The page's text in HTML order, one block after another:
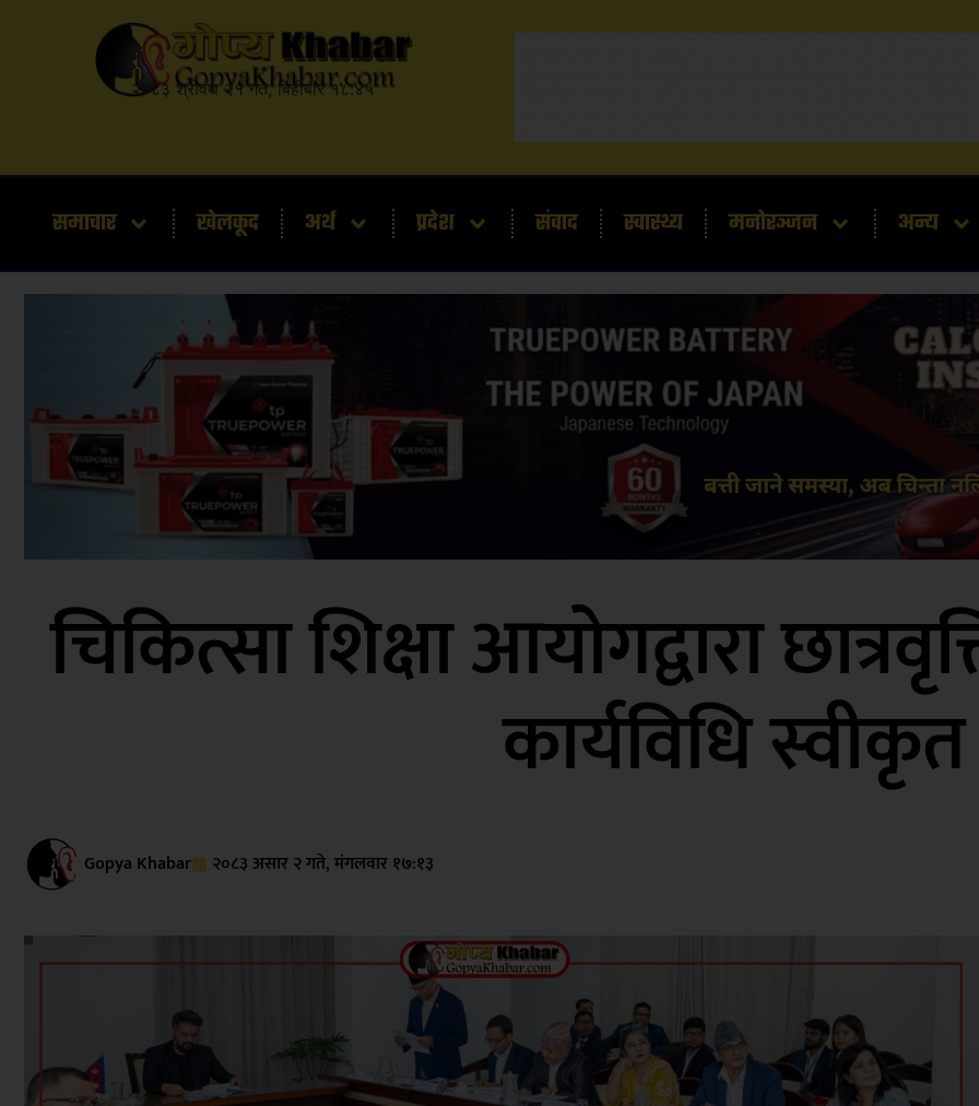
२०८३ श्रावण २१ गते, बिहीबार १८:४५
समाचार खेलकूद अर्थ प्रदेश संवाद स्वास्थ्य मनोरञ्जन अन्य
चिकित्सा शिक्षा आयोगद्वारा
कार्यविधि स्वीकृत
Gopya Khabar २०८३ असार २ गते, मंगलवार १७:१३